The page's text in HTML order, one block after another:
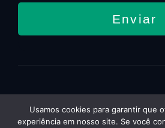
Política de
Usamos cookies para garantir que
experiência em nosso site. Se você